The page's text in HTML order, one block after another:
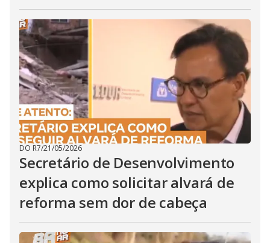
DO R7/21/05/2026
Secretário de Desenvolvimento
explica como solicitar alvará de
reforma sem dor de cabeça